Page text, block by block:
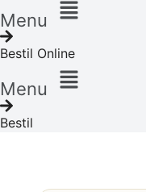
Menu
Bestil Online
Menu
Bestil